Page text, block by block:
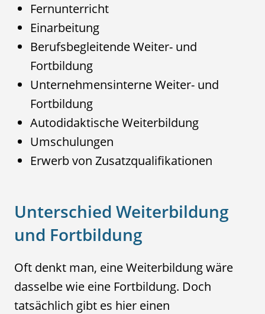
Fernunterricht
Einarbeitung
Berufsbegleitende Weiter- und
Fortbildung
Unternehmensinterne Weiter- und
Fortbildung
Autodidaktische Weiterbildung
Umschulungen
Erwerb von Zusatzqualifikationen
Unterschied Weiterbildung
und Fortbildung
Oft denkt man, eine Weiterbildung wäre
dasselbe wie eine Fortbildung. Doch
tatsächlich gibt es hier einen